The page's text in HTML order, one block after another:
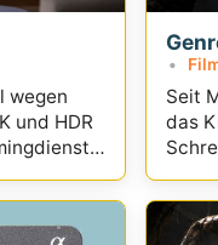
wegen
und HDR
Seit
das